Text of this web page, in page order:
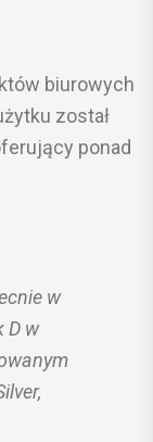
biurowych
został
ponad
w
D w